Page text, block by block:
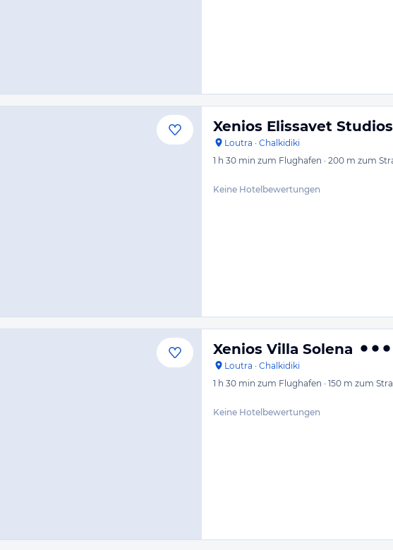
Xenios Elissavet Studios
Loutra · Chalkidiki
1 h 30 min zum Flughafen · 200 m zum
Keine Hotelbewertungen
Xenios Villa Solena
Loutra · Chalkidiki
1 h 30 min zum Flughafen · 150 m zum
Keine Hotelbewertungen